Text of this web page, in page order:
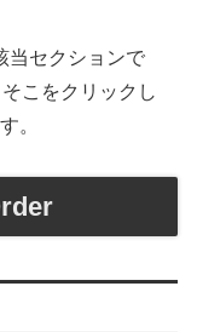
当セクションで
こをクリックし
。